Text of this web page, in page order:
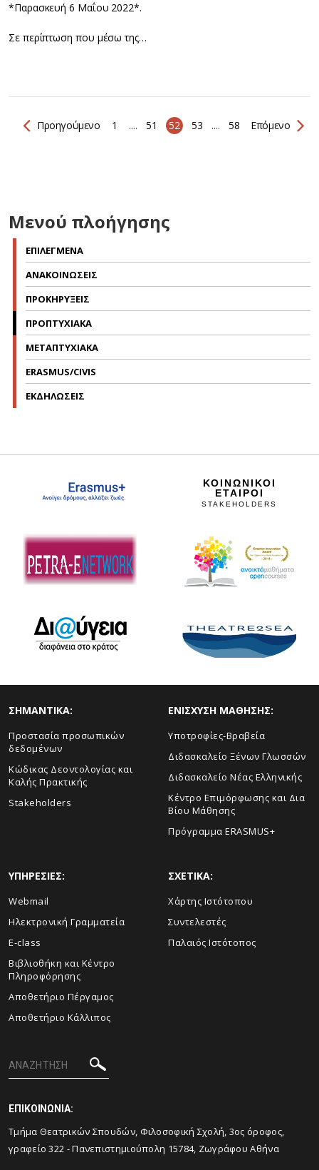
*Παρασκευή 6 Μαΐου 2022*.
Σε περίπτωση που μέσω της…
Προηγούμενο 1 .... 51 52 53 .... 58 Επόμενο
Μενού πλοήγησης
ΕΠΙΛΕΓΜΕΝΑ
ΑΝΑΚΟΙΝΩΣΕΙΣ
ΠΡΟΚΗΡΥΞΕΙΣ
ΠΡΟΠΤΥΧΙΑΚΑ
ΜΕΤΑΠΤΥΧΙΑΚΑ
ERASMUS/CIVIS
ΕΚΔΗΛΩΣΕΙΣ
ΚΟΙΝΩΝΙΚΟΙ
ΕΤΑΙΡΟΙ
STAKEHOLDERS
ΣHMANTIKA:
Προστασία προσωπικών
δεδομένων
Κώδικας Δεοντολογίας και
Καλής Πρακτικής
Stakeholders
ΕΝΙΣΧΥΣΗ ΜΑΘΗΣΗΣ:
Yποτροφίες-Βραβεία
Διδασκαλείο Ξένων Γλωσσών
Διδασκαλείο Νέας Ελληνικής
Κέντρο Επιμόρφωσης και Δια
Βίου Μάθησης
Πρόγραμμα ERASMUS+
ΥΠΗΡΕΣΙΕΣ:
Webmail
Ηλεκτρονική Γραμματεία
E-class
Βιβλιοθήκη και Κέντρο
Πληροφόρησης
Aποθετήριο Πέργαμος
Αποθετήριο Κάλλιπος
ΣΧΕΤΙΚΑ:
Xάρτης Ιστότοπου
Συντελεστές
Παλαιός Ιστότοπος
ΕΠΙΚΟΙΝΩΝΙΑ:
Tμήμα Θεατρικών Σπουδών, Φιλοσοφική Σχολή, 3ος όροφος,
γραφείο 322 - Πανεπιστημιούπολη 15784, Ζωγράφου Αθήνα